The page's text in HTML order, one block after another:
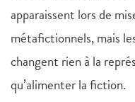
apparaissent lors de
métafictionnels, mais
changent rien à la
qu’alimenter la fiction.